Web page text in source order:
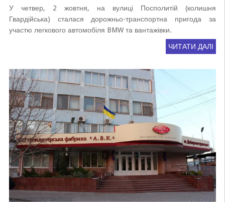
У четвер, 2 жовтня, на вулиці Посполитій (колишня
Гвардійська) сталася дорожньо-транспортна пригода за
участю легкового автомобіля BMW та вантажівки.
ЧИТАТИ ДАЛІ